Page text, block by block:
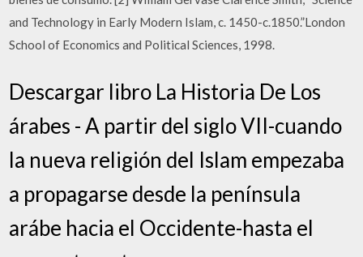
and Technology in Early Modern Islam, c. 1450-c.1850.”London
School of Economics and Political Sciences, 1998.
Descargar libro La Historia De Los
árabes - A partir del siglo VII-cuando
la nueva religión del Islam empezaba
a propagarse desde la península
arábe hacia el Occidente-hasta el